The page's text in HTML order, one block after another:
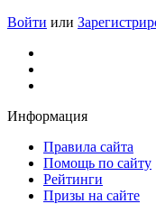
Войти или
Информация
Правила сайта
Помощь по сайту
Рейтинги
Призы на сайте